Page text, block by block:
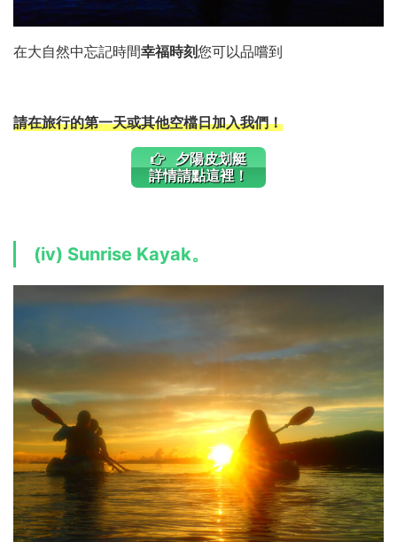
在大自然中忘記時間幸福時刻您可以品嚐到
請在旅行的第一天或其他空檔日加入我們！
夕陽皮划艇
詳情請點這裡！
(iv) Sunrise Kayak。